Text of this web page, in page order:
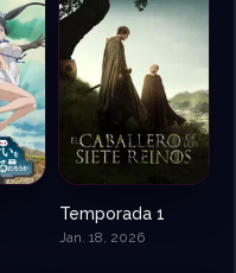
Temporada 1
Jan. 18, 2026